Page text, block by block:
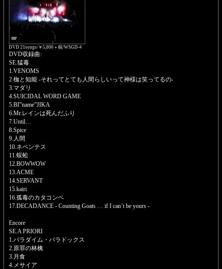
DVD 21songs/￥5,000＋税/WSGD-4
DVD収録曲:
SE.猛毒
1.VENOMS
2.枷と知能 -それってとても人間らしいって神様は笑ってるの-
3.マダリ
4.SUICIDAL WORD GAME
5.BI”name”JIKA
6.Mr.レインは死んだふり
7.Until…
8.Spice
9.人間
10.ネペンテス
11.蜈蚣
12.BOWWOW
13.ACME
14.SERVANT
15.kairi
16.孤毒のカタコンベ
17.DECADANCE - Counting Goats … if I can’t be yours -
Encore
SE.A PRIORI
1.パラダイム・パラドックス
2.原罪の林檎
3.月食
4.メサイア